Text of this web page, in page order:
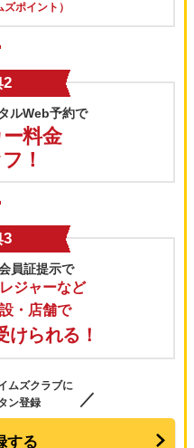
ポイント）
2
ルWeb予約で
料金
！
3
員証提示で
ジャーなど
・店舗で
けられる！
ムズクラブに
ン登録 ／
する